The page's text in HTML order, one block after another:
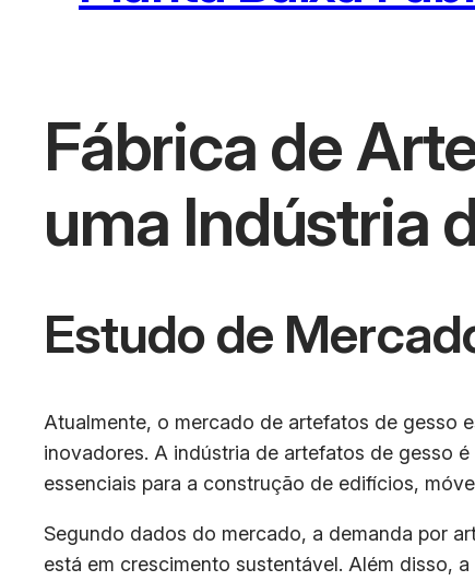
Fábrica de
uma Indústria
Estudo de
Atualmente, o mercado de artefatos de gesso
inovadores. A indústria de artefatos de gesso
essenciais para a construção de edifícios,
Segundo dados do mercado, a demanda por
está em crescimento sustentável. Além disso,